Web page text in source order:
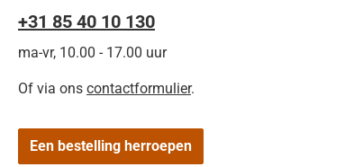
+31 85 40 10 130
ma-vr, 10.00 - 17.00 uur
Of via ons contactformulier.
Een bestelling herroepen